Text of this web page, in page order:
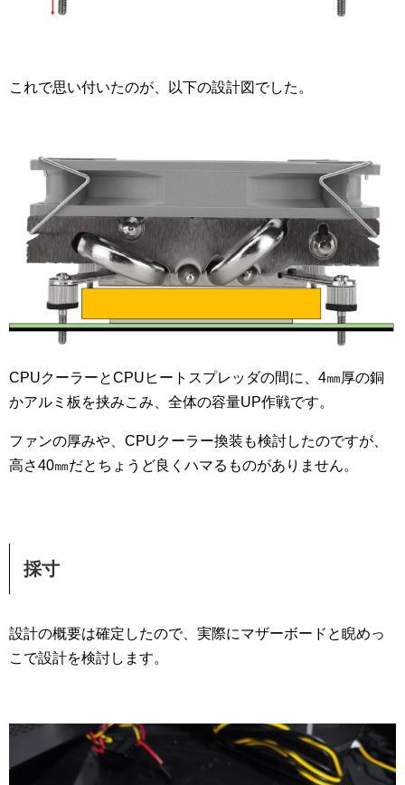
これで思い付いたのが、以下の設計図でした。
CPUクーラーとCPUヒートスプレッダの間に、4㎜厚の銅
かアルミ板を挟みこみ、全体の容量UP作戦です。
ファンの厚みや、CPUクーラー換装も検討したのですが、
高さ40㎜だとちょうど良くハマるものがありません。
採寸
設計の概要は確定したので、実際にマザーボードと睨めっ
こで設計を検討します。